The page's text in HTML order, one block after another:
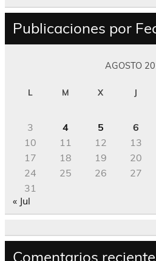
Publicaciones por
AGOSTO
L M X J
3
4 5 6
10
11 12 13
17
18 19 20
24
25 26 27
31
« Jul
Comentarios